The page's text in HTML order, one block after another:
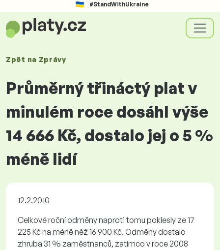
#StandWithUkraine
Zpět na Zprávy
Průměrný třináctý plat v
minulém roce dosáhl výše
14 666 Kč, dostalo jej o 5 %
méně lidí
12.2.2010
Celkové roční odměny naproti tomu poklesly ze 17
225 Kč na méně něž 16 900 Kč. Odměny dostalo
zhruba 31 % zaměstnanců, zatímco v roce 2008